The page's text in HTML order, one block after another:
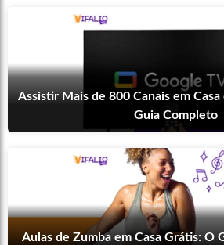
Assistir Mais de 800 Canais em
Guia Completo
Aulas de Zumba em Casa Grátis: O